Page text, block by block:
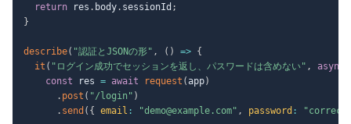
return res . body. sessionId ;
}
describe( "認証とJSONの形" , ( ) => {
it ( "ログイン成功でセッションを返し、パスワードは含めない" , async
const res = await request (app)
. post ( "/login" )
. send ( { email : "demo@example.com" , password :